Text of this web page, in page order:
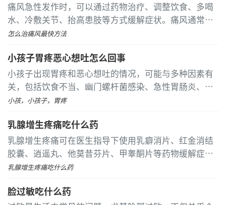
痛风急性发作时，可以通过药物治疗、调整饮食、多喝
水、冷敷关节、抬高患肢等方式缓解症状。痛风通常由
高尿酸血症、遗传因素、肥胖、饮酒过量、药物影响等
怎么治痛风最快方法
小孩子胃疼恶心想吐怎么回事
小孩子出现胃疼和恶心想吐的情况，可能与多种因素有
关，包括饮食不当、幽门螺杆菌感染、急性胃肠炎、慢
性浅表性胃炎以及胃溃疡等。每种情况都有特定的症状
施
小孩，小孩子，胃疼
乳腺增生疼痛吃什么药
乳腺增生疼痛可在医生指导下使用乳癖消片、红金消结
胶囊、逍遥丸、他莫昔芬片、甲睾酮片等药物缓解症
状。乳腺增生主要与内分泌失调有关，常表现为乳房胀
案
乳腺增生疼痛吃什么药
脸过敏吃什么药